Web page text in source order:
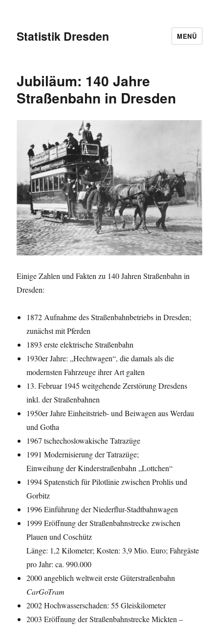
Statistik Dresden MENÜ
Jubiläum: 140 Jahre
Straßenbahn in Dresden
Einige Zahlen und Fakten zu 140 Jahren Straßenbahn in
Dresden:
1872 Aufnahme des Straßenbahnbetriebs in Dresden;
zunächst mit Pferden
1893 erste elektrische Straßenbahn
1930er Jahre: „Hechtwagen“, die damals als die
modernsten Fahrzeuge ihrer Art galten
13. Februar 1945 weitgehende Zerstörung Dresdens
inkl. der Straßenbahnen
1950er Jahre Einheitstrieb- und Beiwagen aus Werdau
und Gotha
1967 tschechoslowakische Tatrazüge
1991 Modernisierung der Tatrazüge;
Einweihung der Kinderstraßenbahn „Lottchen“
1994 Spatenstich für Pilotlinie zwischen Prohlis und
Gorbitz
1996 Einführung der Niederflur-Stadtbahnwagen
1999 Eröffnung der Straßenbahnstrecke zwischen
Plauen und Coschütz
Länge: 1,2 Kilometer; Kosten: 3,9 Mio. Euro; Fahrgäste
pro Jahr: ca. 990.000
2000 angeblich weltweit erste Güterstraßenbahn
CarGoTram
2002 Hochwasserschaden: 55 Gleiskilometer
2003 Eröffnung der Straßenbahnstrecke Mickten –